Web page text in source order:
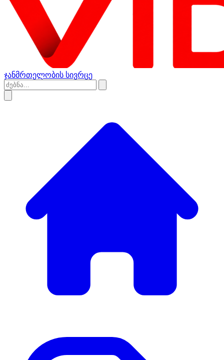
ჯანმრთელობის სივრცე